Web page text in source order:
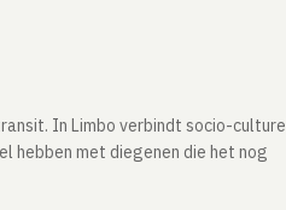
In Limbo verbindt socio-
hebben met diegenen die het nog